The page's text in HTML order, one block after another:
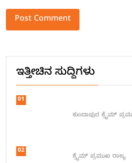
ಇತ್ತೀಚಿನ ಸುದ್ದಿಗಳು
01
ಕುಂದಾಪುರ ಕ್ರೈಮ್
02
ಕ್ರೈಮ್ ಪ್ರಮುಖ ರಾಜ್ಯ